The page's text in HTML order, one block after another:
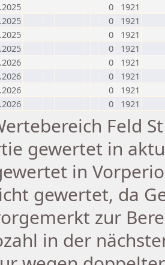
0
1921
0
1921
0
1921
0
1921
0
1921
0
1921
0
1921
0 1921
Feld
gewertet in
in
gewertet, da
zur
in der